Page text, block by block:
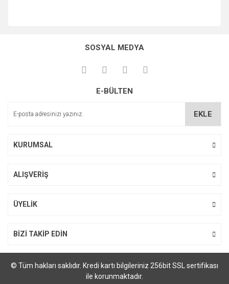
SOSYAL MEDYA
E-BÜLTEN
EKLE
KURUMSAL
ALIŞVERİŞ
ÜYELİK
BİZİ TAKİP EDİN
© Tüm hakları saklıdır. Kredi kartı bilgileriniz 256bit SSL sertifikası
ile korunmaktadır.